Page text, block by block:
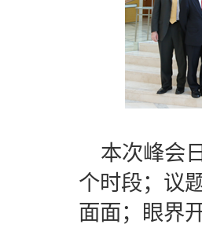
本次峰会
个时段；议
面面；眼界